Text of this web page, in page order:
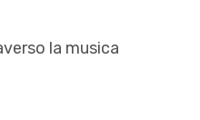
la musica